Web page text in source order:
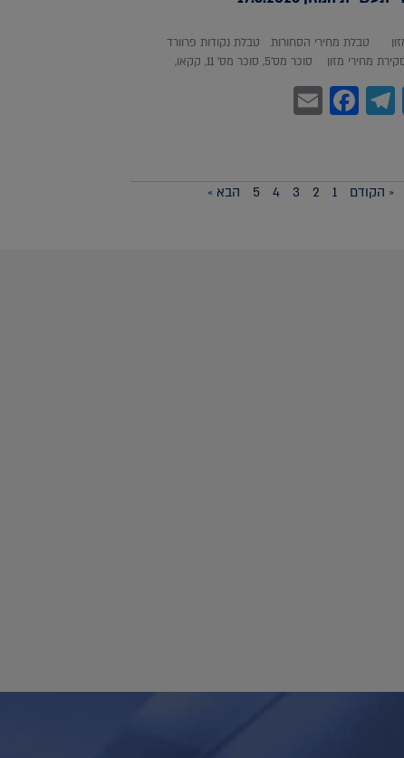
טבלת מחירי הסחורות טבלת נקודות פרוורד
מזון סוכר מס'5, סוכר מס' 11, קקאו,
Twitter
Telegram
Facebook
Email
« הקודם 1
2
3
4
5 הבא »